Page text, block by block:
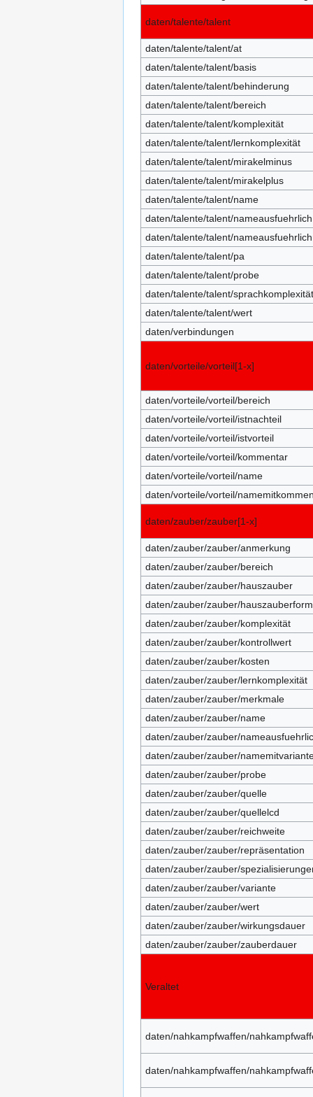
daten/talente/talent
daten/talente/talent/at
daten/talente/talent/basis
daten/talente/talent/behinderung
daten/talente/talent/bereich
daten/talente/talent/komplexität
daten/talente/talent/lernkomplexität
daten/talente/talent/mirakelminus
daten/talente/talent/mirakelplus
daten/talente/talent/name
daten/talente/talent/nameausfuehrlich
daten/talente/talent/
daten/talente/talent/pa
daten/talente/talent/probe
daten/talente/talent/sprachkomplexität
daten/talente/talent/wert
daten/verbindungen
daten/vorteile/vorteil[1-x]
daten/vorteile/vorteil/bereich
daten/vorteile/vorteil/istnachteil
daten/vorteile/vorteil/istvorteil
daten/vorteile/vorteil/kommentar
daten/vorteile/vorteil/name
daten/vorteile/vorteil/
daten/zauber/zauber[1-x]
daten/zauber/zauber/anmerkung
daten/zauber/zauber/bereich
daten/zauber/zauber/hauszauber
daten/zauber/zauber/
daten/zauber/zauber/komplexität
daten/zauber/zauber/kontrollwert
daten/zauber/zauber/kosten
daten/zauber/zauber/lernkomplexität
daten/zauber/zauber/merkmale
daten/zauber/zauber/name
daten/zauber/zauber/
daten/zauber/zauber/
daten/zauber/zauber/probe
daten/zauber/zauber/quelle
daten/zauber/zauber/quellelcd
daten/zauber/zauber/reichweite
daten/zauber/zauber/repräsentation
daten/zauber/zauber/
daten/zauber/zauber/variante
daten/zauber/zauber/wert
daten/zauber/zauber/wirkungsdauer
daten/zauber/zauber/zauberdauer
Veraltet
daten/nahkampfwaffen/
daten/nahkampfwaffen/